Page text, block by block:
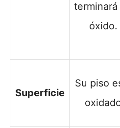
terminará
óxido.
Superficie
Su piso